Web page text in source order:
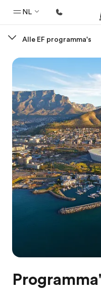
NL
Welkom bij EF
Programma's
Bekijk alles dat we doen
Kantoren
Vind een kantoor
Over ons
Wie wij zijn
Carrières
Alle EF programma's